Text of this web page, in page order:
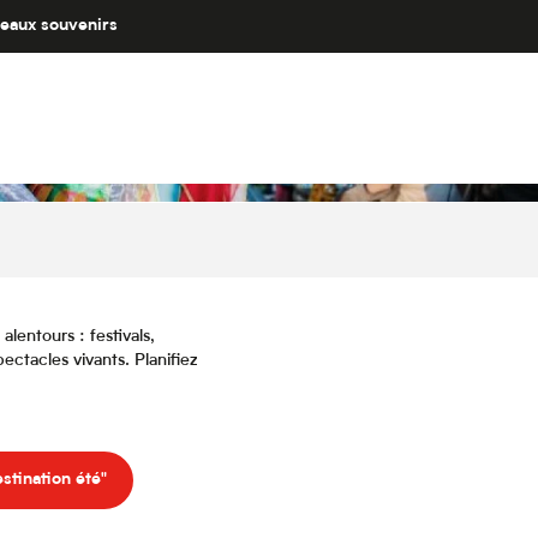
souvenirs
: festivals,
vivants. Planifiez
été"